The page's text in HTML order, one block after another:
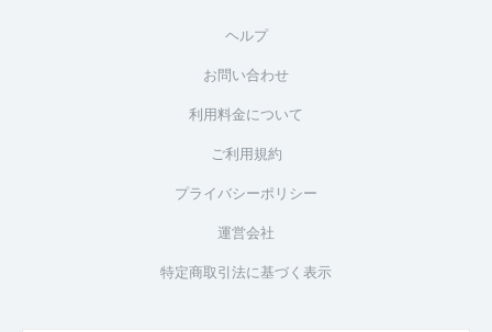
ヘルプ
お問い合わせ
利用料金について
ご利用規約
プライバシーポリシー
運営会社
特定商取引法に基づく表示